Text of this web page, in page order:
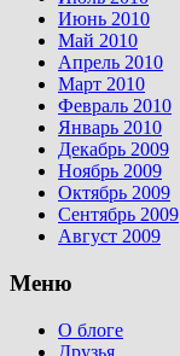
Июнь 2010
Май 2010
Апрель 2010
Март 2010
Февраль 2010
Январь 2010
Декабрь 2009
Ноябрь 2009
Октябрь 2009
Сентябрь 2009
Август 2009
Меню
О блоге
Друзья